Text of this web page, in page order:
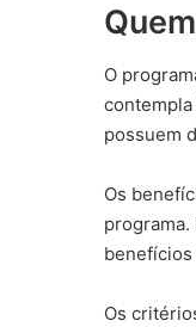
O
possuem
Os
Os